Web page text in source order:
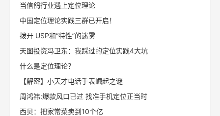
当信鸽行业遇上定位理论
中国定位理论实践三群已开启！
拨开 USP和“特性”的迷雾
天图投资冯卫东：我踩过的定位实践4大坑
什么是定位理论？
【解密】小天才电话手表崛起之谜
周鸿祎:爆款风口已过 找准手机定位正当时
西贝：把家常菜卖到10个亿